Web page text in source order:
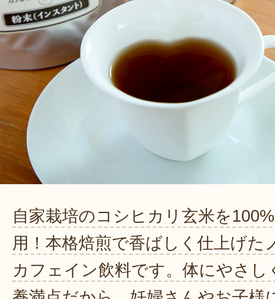
自家栽培のコシヒカリ玄米を
用！本格焙煎で香ばしく仕上げた
カフェイン飲料です。体にやさし